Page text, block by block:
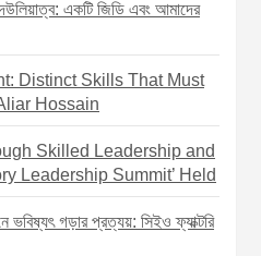
একটি জিডি এবং আমাদের
Distinct Skills That Must
Hossain
Skilled Leadership and
Leadership Summit’ Held
গড়ার প্রত্যয়: সিইও ফ্যাক্টরি